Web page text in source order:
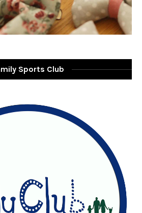
Sports Club